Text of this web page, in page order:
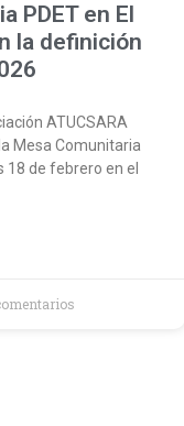
PDET en El
la definición
ATUCSARA
Mesa Comunitaria
18 de febrero en el